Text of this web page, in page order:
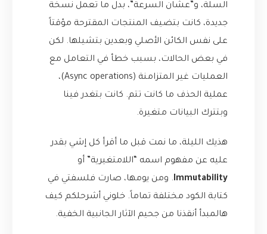
السلة، و”عشان السرعة”، بدل ما تعمل نسخة
جديدة، كانت بتضيف المنتجات المقترحة مؤقتاً
على نفس الكائن الأصلي وبعدين بتشيلها. لكن
في بعض الحالات، بسبب خطأ في التعامل مع
العمليات غير المتزامنة (Async operations)،
عملية الحذف ما كانت تتم. كانت بتغدر فينا
وبتترك البيانات متغيرة.
هذيك الليلة، ما نمت قبل ما أقرأ كل إشي بقدر
عليه عن مفهوم اسمه “اللامتغيرية” أو
Immutability. ومن يومها، صارت فلسفتي في
كتابة الكود مختلفة تماماً. خلوني أشرحلكم كيف
هالمبدأ أنقذنا من جحيم الآثار الجانبية الخفية.